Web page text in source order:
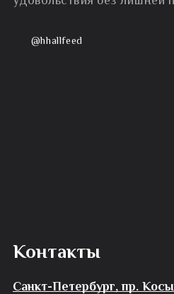
@hhallfeed
Контакты
Санкт-Петербург, пр.